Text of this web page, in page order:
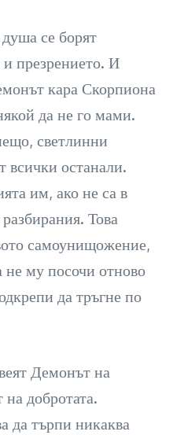
се борят
презрението. И
кара Скорпиона
да не го мами.
светлинни
всички останали.
им, ако не са в
Това
самоунищожение,
не му посочи отново
да тръгне по
Демонът на
добротата.
да търпи никаква